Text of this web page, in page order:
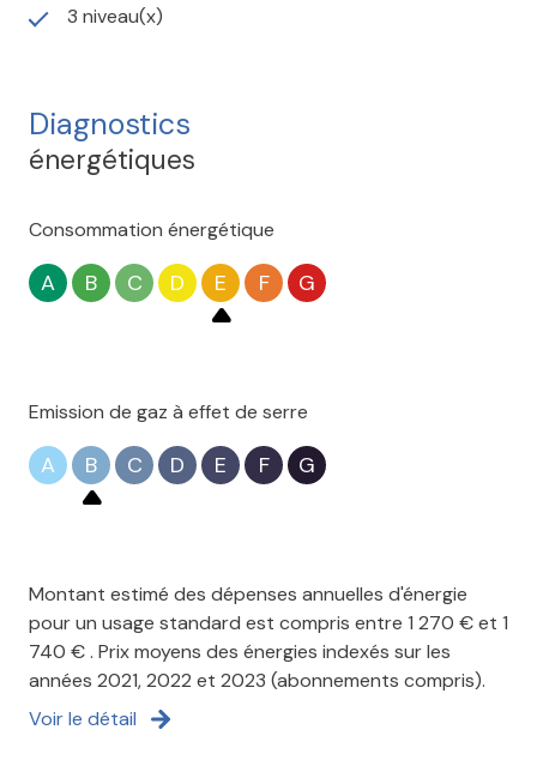
3 niveau(x)
Diagnostics
énergétiques
Consommation énergétique
A B C D E F G
Emission de gaz à effet de serre
A B C D E F G
Montant estimé des dépenses annuelles d'énergie
pour un usage standard est compris entre 1 270 € et 1
740 € . Prix moyens des énergies indexés sur les
années 2021, 2022 et 2023 (abonnements compris).
Voir le détail